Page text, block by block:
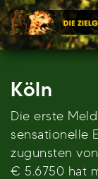
Skip
to
content
Köln
Die erste
sensationelle
zugunsten
€ 5.6750 hat